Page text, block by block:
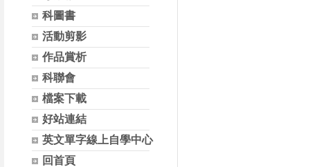
科圖書
活動剪影
作品賞析
科聯會
檔案下載
好站連結
英文單字線上自學中心
回首頁